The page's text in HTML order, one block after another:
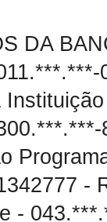
DA
-
-